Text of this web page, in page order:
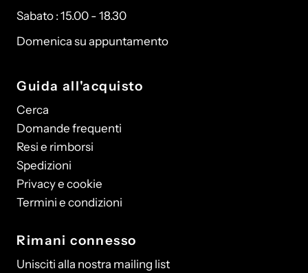
Sabato : 15.00 - 18.30
Domenica su appuntamento
Guida all'acquisto
Cerca
Domande frequenti
Resi e rimborsi
Spedizioni
Privacy e cookie
Termini e condizioni
Rimani connesso
Unisciti alla nostra mailing list